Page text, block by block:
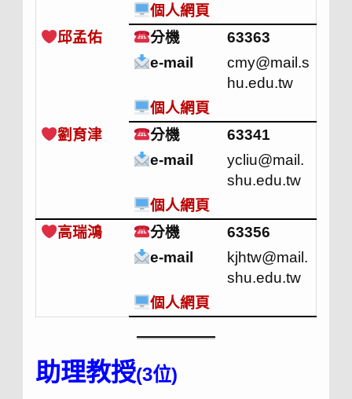
個人網頁
邱孟佑
分機
63363
e-mail
cmy@mail.s
hu.edu.tw
個人網頁
劉育津
分機
63341
e-mail
ycliu@mail.
shu.edu.tw
個人網頁
高瑞鴻
分機
63356
e-mail
kjhtw@mail.
shu.edu.tw
個人網頁
助理教授(3位)